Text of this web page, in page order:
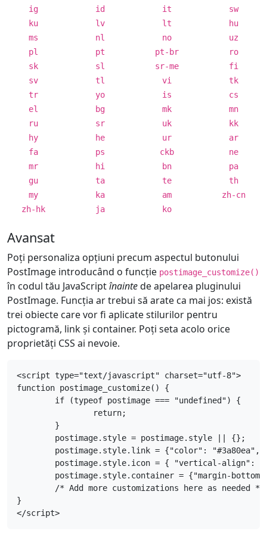
ig
id it
sw
ku
lv lt
hu
ms
nl no
uz
pl
pt pt-br
ro
sk
sl sr-me
fi
sv
tl vi
tk
tr
yo is
cs
el
bg mk
mn
ru
sr uk
kk
hy
he ur
ar
fa
ps ckb
ne
mr
hi bn
pa
gu
ta te
th
my
ka am
zh-cn
zh-hk
ja ko
Avansat
Poți personaliza opțiuni precum aspectul butonului
PostImage introducând o funcție postimage_customize()
în codul tău JavaScriptînaintede apelarea pluginului
PostImage. Funcția ar trebui să arate ca mai jos: există
trei obiecte care vor fi aplicate stilurilor pentru
pictogramă, link și container. Poți seta acolo orice
proprietăți CSS ai nevoie.
<script type="text/javascript" charset="utf-8">
function postimage_customize() {
}
</script>